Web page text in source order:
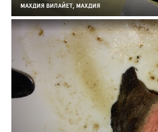
МАХДИЯ ВИЛАЙЕТ, МАХДИЯ